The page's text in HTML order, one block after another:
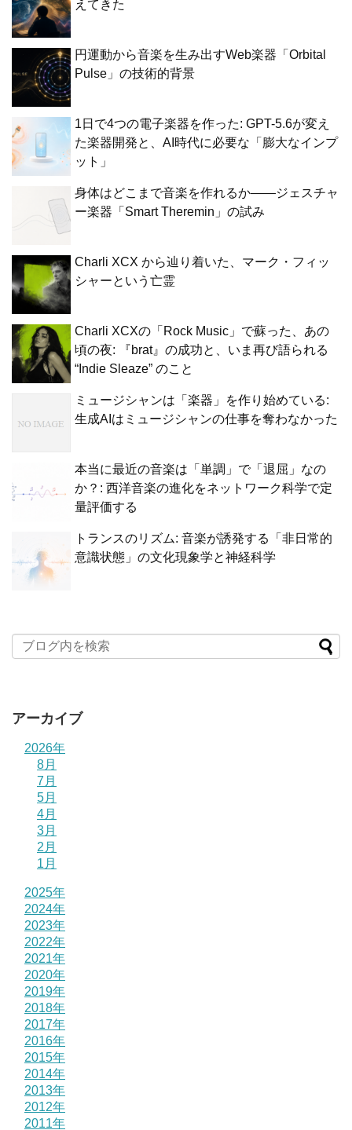
えてきた
円運動から音楽を生み出すWeb楽器「Orbital
Pulse」の技術的背景
1日で4つの電子楽器を作った: GPT-5.6が変え
た楽器開発と、AI時代に必要な「膨大なインプ
ット」
身体はどこまで音楽を作れるか——ジェスチャ
ー楽器「Smart Theremin」の試み
Charli XCX から辿り着いた、マーク・フィッ
シャーという亡霊
Charli XCXの「Rock Music」で蘇った、あの
頃の夜: 『brat』の成功と、いま再び語られる
“Indie Sleaze” のこと
ミュージシャンは「楽器」を作り始めている:
生成AIはミュージシャンの仕事を奪わなかった
本当に最近の音楽は「単調」で「退屈」なの
か？: 西洋音楽の進化をネットワーク科学で定
量評価する
トランスのリズム: 音楽が誘発する「非日常的
意識状態」の文化現象学と神経科学
アーカイブ
2026年
8月
7月
5月
4月
3月
2月
1月
2025年
2024年
2023年
2022年
2021年
2020年
2019年
2018年
2017年
2016年
2015年
2014年
2013年
2012年
2011年